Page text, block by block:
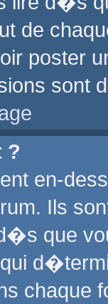
de
poster
sont
?
en-
Ils
que
chaque